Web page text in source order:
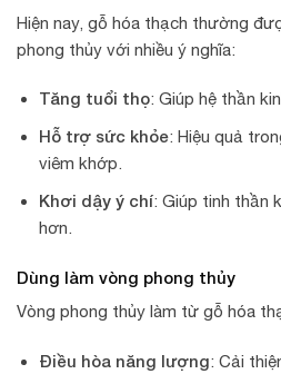
Hiện nay, gỗ hóa thạch thường
phong thủy với nhiều ý nghĩa:
Tăng tuổi thọ: Giúp hệ thần
Hỗ trợ sức khỏe: Hiệu quả
viêm khớp.
Khơi dậy ý chí: Giúp tinh thần
hơn.
Dùng làm vòng phong thủy
Vòng phong thủy làm từ gỗ hóa
Điều hòa năng lượng: Cải